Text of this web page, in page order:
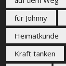
für Johnny
Heimatkunde
Kraft tanken